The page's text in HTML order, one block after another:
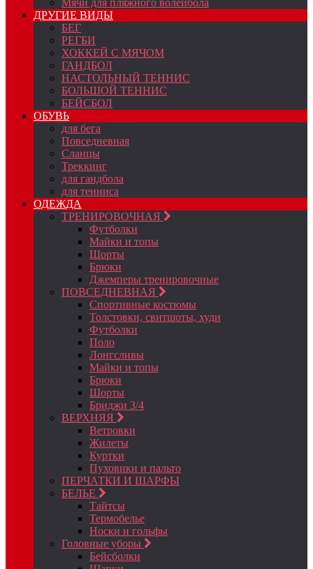
ДРУГИЕ ВИДЫ
БЕГ
РЕГБИ
ХОККЕЙ С МЯЧОМ
ГАНДБОЛ
НАСТОЛЬНЫЙ ТЕННИС
БОЛЬШОЙ ТЕННИС
БЕЙСБОЛ
ОБУВЬ
для бега
Повседневная
Сланцы
Треккинг
для гандбола
для тенниса
ОДЕЖДА
ТРЕНИРОВОЧНАЯ
Футболки
Майки и топы
Шорты
Брюки
Джемперы тренировочные
ПОВСЕДНЕВНАЯ
Спортивные костюмы
Толстовки, свитшоты, худи
Футболки
Поло
Лонгсливы
Майки и топы
Брюки
Шорты
Бриджи 3/4
ВЕРХНЯЯ
Ветровки
Жилеты
Куртки
Пуховики и пальто
ПЕРЧАТКИ И ШАРФЫ
БЕЛЬЕ
Тайтсы
Термобелье
Носки и гольфы
Головные уборы
Бейсболки